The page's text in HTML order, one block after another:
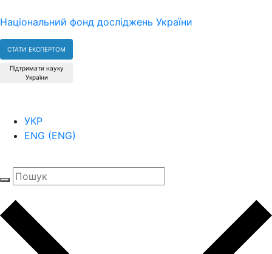
Національний фонд досліджень України
СТАТИ ЕКСПЕРТОМ
Підтримати науку
України
УКР
ENG (ENG)